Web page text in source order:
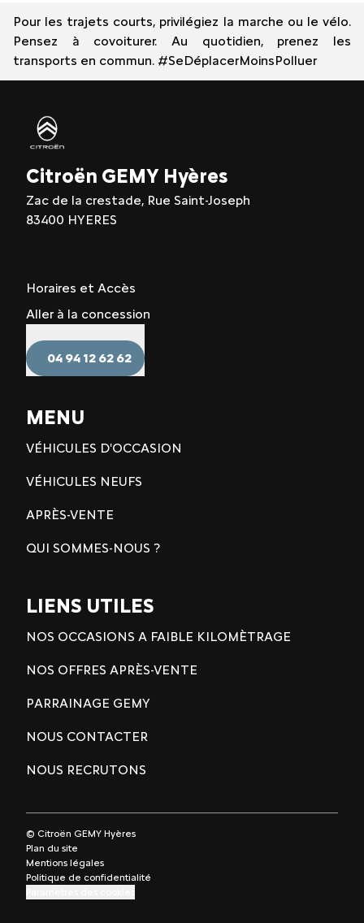
Pour les trajets courts, privilégiez la marche ou le vélo.
Pensez à covoiturer. Au quotidien, prenez les
transports en commun. #SeDéplacerMoinsPolluer
Citroën GEMY Hyères
Zac de la crestade, Rue Saint-Joseph
83400 HYERES
Horaires et Accès
Aller à la concession
04 94 12 62 62
MENU
VÉHICULES D'OCCASION
VÉHICULES NEUFS
APRÈS-VENTE
QUI SOMMES-NOUS ?
LIENS UTILES
NOS OCCASIONS A FAIBLE KILOMÈTRAGE
NOS OFFRES APRÈS-VENTE
PARRAINAGE GEMY
NOUS CONTACTER
NOUS RECRUTONS
© Citroën GEMY Hyères
Plan du site
Mentions légales
Politique de confidentialité